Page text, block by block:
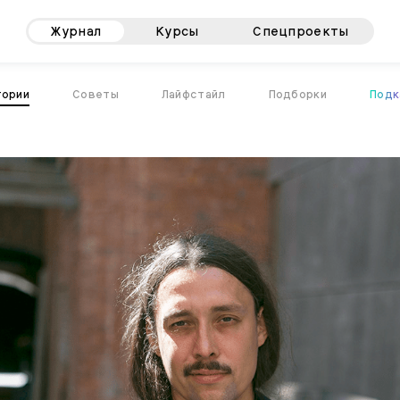
Журнал Курсы Спецпроекты
Советы Лайфстайл Подборки